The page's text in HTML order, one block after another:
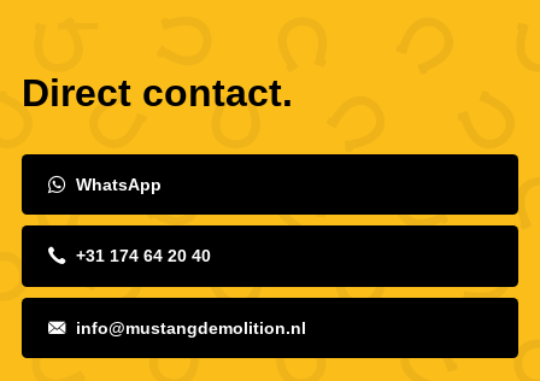
Direct contact.
WhatsApp
+31 174 64 20 40
info@mustangdemolition.nl